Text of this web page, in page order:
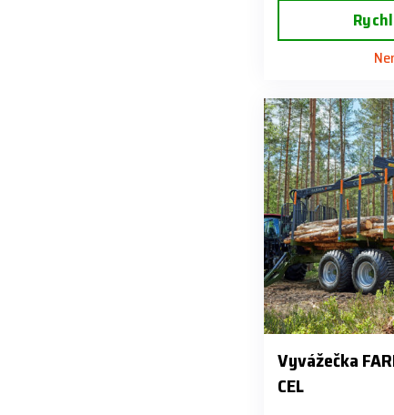
Vyvážečka
CEL